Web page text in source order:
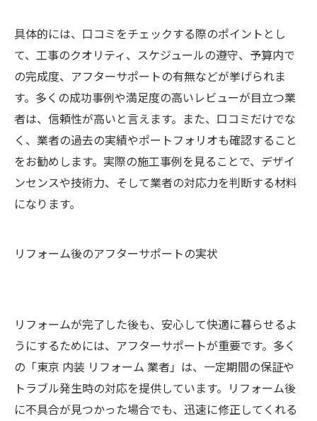
具体的には、口コミをチェックする際のポイントとし
て、工事のクオリティ、スケジュールの遵守、予算内で
の完成度、アフターサポートの有無などが挙げられま
す。多くの成功事例や満足度の高いレビューが目立つ業
者は、信頼性が高いと言えます。また、口コミだけでな
く、業者の過去の実績やポートフォリオも確認すること
をお勧めします。実際の施工事例を見ることで、デザイ
ンセンスや技術力、そして業者の対応力を判断する材料
になります。
リフォーム後のアフターサポートの実状
リフォームが完了した後も、安心して快適に暮らせるよ
うにするためには、アフターサポートが重要です。多く
の「東京 内装 リフォーム 業者」は、一定期間の保証や
トラブル発生時の対応を提供しています。リフォーム後
に不具合が見つかった場合でも、迅速に修正してくれる